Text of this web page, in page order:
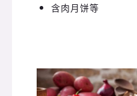
含肉月饼等